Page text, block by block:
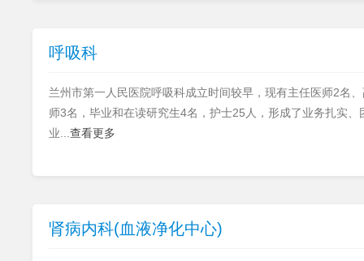
呼吸科
兰州市第一人民医院呼吸科成立时间较早，现有主任医师2名
师3名，毕业和在读研究生4名，护士25人，形成了业务扎实
业... 查看更多
肾病内科(血液净化中心)